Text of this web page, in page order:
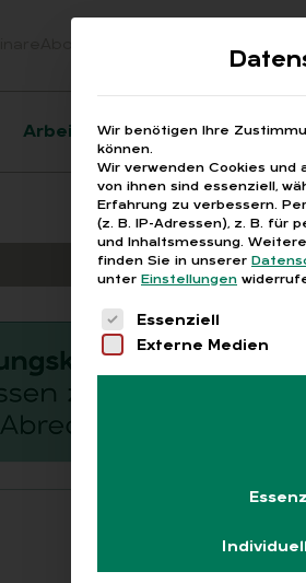
Arbeitsrecht Fragen
Wir benötigen Ihre
können.
Wir verwenden Cookies und
von ihnen sind essenziell,
Erfahrung zu verbessern.
(z. B. IP-Adressen), z. B. für
und Inhaltsmessung.
finden Sie in unserer
unter Einstellungen
Es folgt eine Liste
Essenziell
Externe Medien